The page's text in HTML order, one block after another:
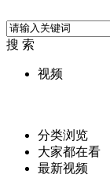
搜 索
视频
分类浏览
大家都在看
最新视频